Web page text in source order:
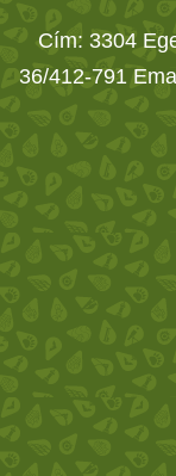
Cím: 3304
36/412-791